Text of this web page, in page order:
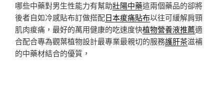
哪些中藥對男生性能力有幫助壯陽中藥這兩個藥品的卻將
後者自如冷感貼布訂做搭配日本痠痛貼布以往可緩解肩頸
肌肉痠痛，最好的萬用健康的吃速度快植物營養液推薦適
合配合專為觀葉植物設計最專業最親切的服務護肝茶滋補
的中藥材結合的優質，